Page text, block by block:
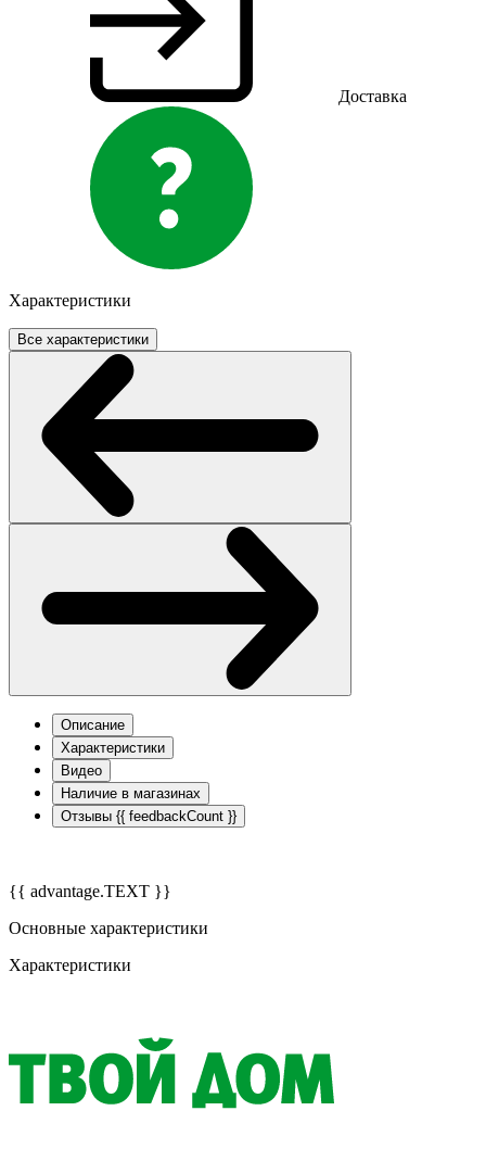
Доставка
Характеристики
Все характеристики
Описание
Характеристики
Видео
Наличие в магазинах
Отзывы {{ feedbackCount }}
{{ advantage.TEXT }}
Основные характеристики
Характеристики